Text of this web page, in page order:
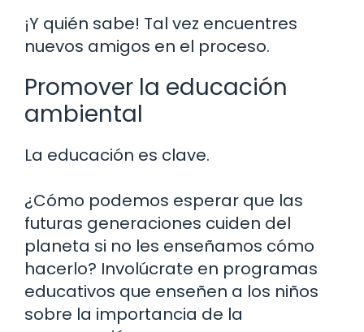
¡Y quién sabe! Tal vez encuentres
nuevos amigos en el proceso.
Promover la educación
ambiental
La educación es clave.
¿Cómo podemos esperar que las
futuras generaciones cuiden del
planeta si no les enseñamos cómo
hacerlo? Involúcrate en programas
educativos que enseñen a los niños
sobre la importancia de la